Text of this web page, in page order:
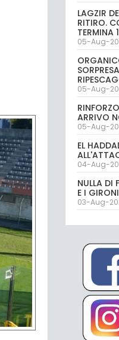
LAGZIR
RITIRO.
TERMINA
05-Aug-
05-Aug-
ARRIVO
05-Aug-
EL
04-Aug-
NULLA DI
E I GIRONI
03-Aug-